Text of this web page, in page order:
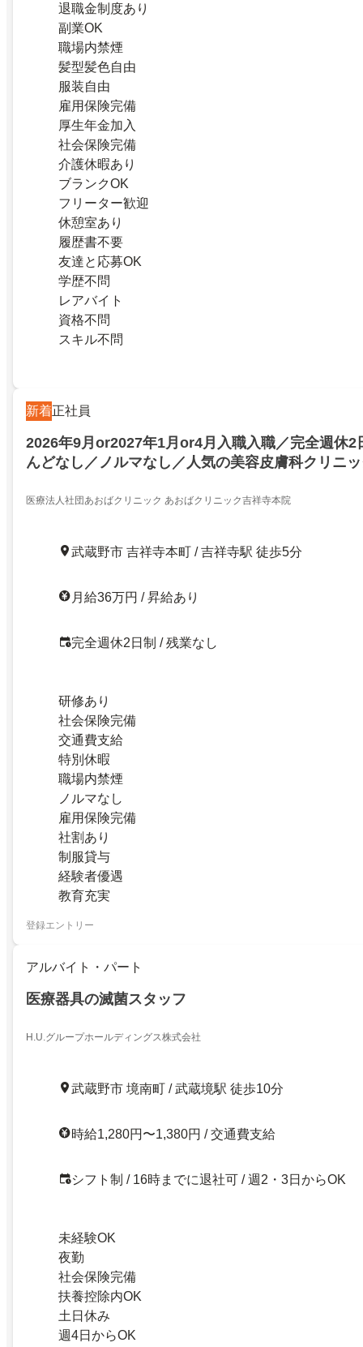
退職金制度あり
副業OK
職場内禁煙
髪型髪色自由
服装自由
雇用保険完備
厚生年金加入
社会保険完備
介護休暇あり
ブランクOK
フリーター歓迎
休憩室あり
履歴書不要
友達と応募OK
学歴不問
レアバイト
資格不問
スキル不問
新着正社員
2026年9月or2027年1月or4月入職入職／完全週休2
んどなし／ノルマなし／人気の美容皮膚科クリニ
医療法人社団あおばクリニック あおばクリニック吉祥寺本院
武蔵野市 吉祥寺本町 / 吉祥寺駅 徒歩5分
月給36万円 / 昇給あり
完全週休2日制 / 残業なし
研修あり
社会保険完備
交通費支給
特別休暇
職場内禁煙
ノルマなし
雇用保険完備
社割あり
制服貸与
経験者優遇
教育充実
登録エントリー
アルバイト・パート
医療器具の滅菌スタッフ
H.U.グループホールディングス株式会社
武蔵野市 境南町 / 武蔵境駅 徒歩10分
時給1,280円〜1,380円 / 交通費支給
シフト制 / 16時までに退社可 / 週2・3日からOK
未経験OK
夜勤
社会保険完備
扶養控除内OK
土日休み
週4日からOK